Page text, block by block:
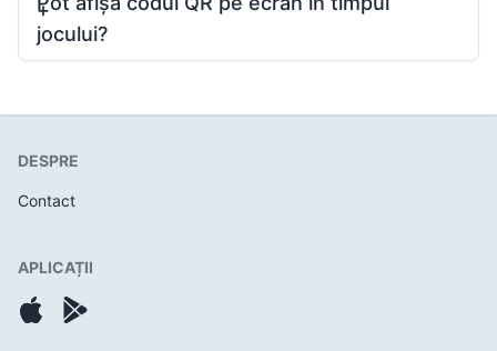
jocului?
DESPRE
Contact
APLICAȚII